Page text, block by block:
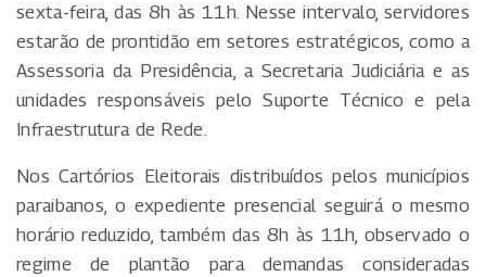
sexta-feira, das 8h às 11h. Nesse intervalo, servidores
estarão de prontidão em setores estratégicos, como a
Assessoria da Presidência, a Secretaria Judiciária e as
unidades responsáveis pelo Suporte Técnico e pela
Infraestrutura de Rede.
Nos Cartórios Eleitorais distribuídos pelos municípios
paraibanos, o expediente presencial seguirá o mesmo
horário reduzido, também das 8h às 11h, observado o
regime de plantão para demandas consideradas